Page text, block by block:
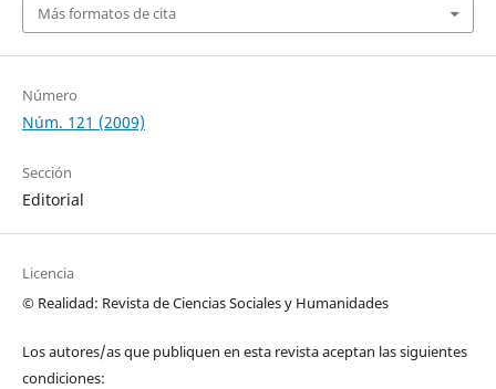
Más formatos de cita
Número
Núm. 121 (2009)
Sección
Editorial
Licencia
© Realidad: Revista de Ciencias Sociales y Humanidades
Los autores/as que publiquen en esta revista aceptan las siguientes
condiciones: